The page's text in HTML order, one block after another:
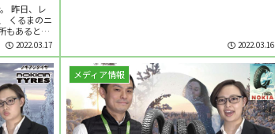
昨日、レ
くるまのニ
もあると知
様ですが、
時...
2022.03.17 2022.03.16
メディア情報